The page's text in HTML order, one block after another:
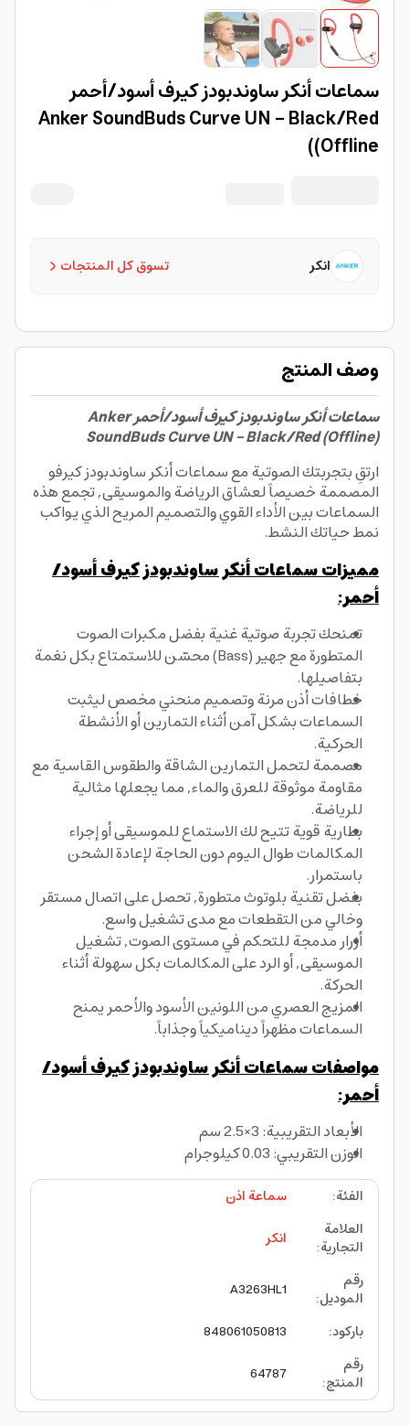
سماعات أنكر ساوندبودز كيرف أسود/أحمر
Anker SoundBuds Curve UN - Black/Red
(Offline)
تسوق كل المنتجات انكر
وصف المنتج
سماعات أنكر ساوندبودز كيرف أسود/أحمر Anker
SoundBuds Curve UN - Black/Red (Offline)
ارتقِ بتجربتك الصوتية مع سماعات أنكر ساوندبودز كيرفو
المصممة خصيصاً لعشاق الرياضة والموسيقى, تجمع هذه
السماعات بين الأداء القوي والتصميم المريح الذي يواكب
نمط حياتك النشط.
مميزات سماعات أنكر ساوندبودز كيرف أسود/
أحمر:
تمنحك تجربة صوتية غنية بفضل مكبرات الصوت
المتطورة مع جهير (Bass) محسّن للاستمتاع بكل نغمة
بتفاصيلها.
خطافات أذن مرنة وتصميم منحني مخصص ليثبت
السماعات بشكل آمن أثناء التمارين أو الأنشطة
الحركية.
مصممة لتحمل التمارين الشاقة والطقوس القاسية مع
مقاومة موثوقة للعرق والماء, مما يجعلها مثالية
للرياضة.
بطارية قوية تتيح لك الاستماع للموسيقى أو إجراء
المكالمات طوال اليوم دون الحاجة لإعادة الشحن
باستمرار.
بفضل تقنية بلوتوث متطورة, تحصل على اتصال مستقر
وخالي من التقطعات مع مدى تشغيل واسع.
أزرار مدمجة للتحكم في مستوى الصوت, تشغيل
الموسيقى, أو الرد على المكالمات بكل سهولة أثناء
الحركة.
المزيج العصري من اللونين الأسود والأحمر يمنح
السماعات مظهراً ديناميكياً وجذاباً.
مواصفات سماعات أنكر ساوندبودز كيرف أسود/
أحمر:
الأبعاد التقريبية: 3×2.5 سم
الوزن التقريبي: 0.03 كيلوجرام
الفئة:
سماعة اذن
العلامة
التجارية:
انكر
رقم
الموديل:
A3263HL1
باركود:
848061050813
رقم
المنتج:
64787